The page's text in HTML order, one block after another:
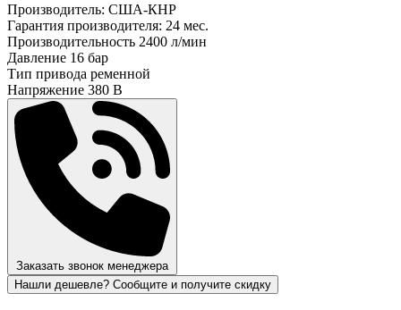
Производитель: США-КНР
Гарантия производителя: 24 мес.
Производительность 2400 л/мин
Давление 16 бар
Тип привода ременной
Напряжение 380 В
Заказать звонок менеджера
Нашли дешевле? Сообщите и получите скидку